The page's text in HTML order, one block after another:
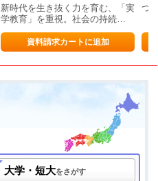
新時代を生き抜く力を育む、「実
学教育」を重視。社会の持続…
資料請求カートに追加
つ
大学・短大をさがす